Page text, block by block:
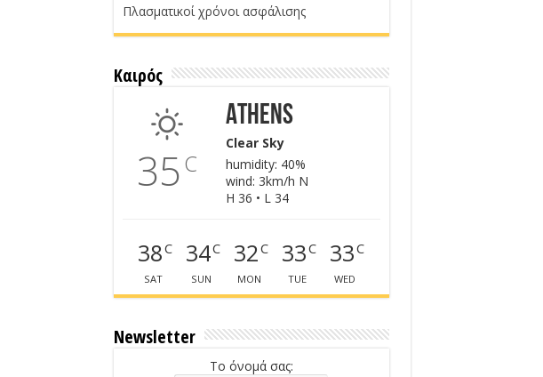
Πλασματικοί χρόνοι ασφάλισης
Καιρός
35C
Athens
Clear Sky
humidity: 40%
wind: 3km/h N
H 36 • L 34
38C
SAT
34C
SUN
32C
MON
33C
TUE
33C
WED
Newsletter
Το όνομά σας: